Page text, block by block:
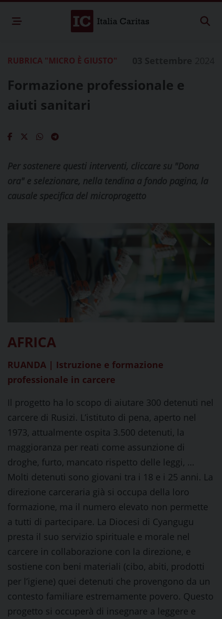
RUBRICA "MICRO È GIUSTO"
Formazione professionale e
aiuti sanitari
Per sostenere questi interventi, cliccare su "Dona
ora" e selezionare, nella tendina a fondo pagina, la
causale specifica del microprogetto
AFRICA
RUANDA | Istruzione e formazione
professionale in carcere
Il progetto ha lo scopo di aiutare 300 detenuti nel
carcere di Rusizi. L’istituto di pena, aperto nel
1973, attualmente ospita 3.500 detenuti, la
maggioranza per reati come assunzione di
droghe, furto, mancato rispetto delle leggi, …
Molti detenuti sono giovani tra i 18 e i 25 anni. La
direzione carceraria già si occupa della loro
formazione, ma il numero elevato non permette
a tutti di partecipare. La Diocesi di Cyangugu
presta il suo servizio spirituale e morale nel
carcere in collaborazione con la direzione, e
sostiene con beni materiali (cibo, abiti, prodotti
per l’igiene) quei detenuti che provengono da un
contesto familiare estremamente povero. Questo
progetto si occuperà di insegnare a leggere e